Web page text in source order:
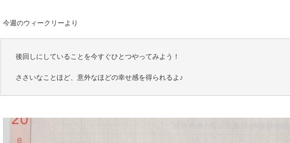
今週のウィークリーより
後回しにしていることを今すぐひとつやってみよう！
ささいなことほど、意外なほどの幸せ感を得られるよ♪